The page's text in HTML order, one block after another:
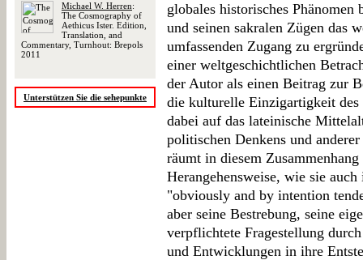
Michael W. Herren:
The Cosmography of
Aethicus Ister. Edition,
Translation, and
Commentary, Turnhout: Brepols
2011
Unterstützen Sie die sehepunkte
globales historisches
und seinen sakralen Zügen das
umfassenden Zugang zu
einer weltgeschichtlichen
der Autor als einen Beitrag zur
die kulturelle Einzigartigkeit des
dabei auf das lateinische
politischen Denkens und
räumt in diesem
Herangehensweise, wie sie
"obviously and by intention
aber seine Bestrebung, seine
verpflichtete Fragestellung
und Entwicklungen in ihre